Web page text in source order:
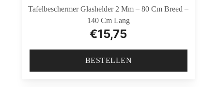
Tafelbeschermer Glashelder 2 Mm – 80 Cm Breed –
140 Cm Lang
€15,75
BESTELLEN